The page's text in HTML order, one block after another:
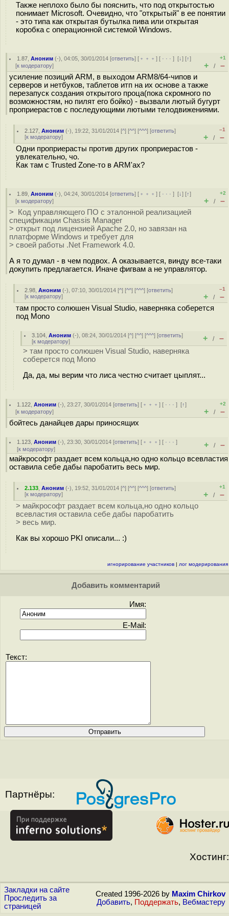
Также неплохо было бы пояснить, что под открытостью
понимает Microsoft. Очевидно, что "открытый" в ее понятии
- это типа как открытая бутылка пива или открытая
коробка с операционной системой Windows.
1.87 ,Аноним (-), 04:05, 30/01/2014 [ответить] [ ﹢﹢﹢] [ · · ·][↓] [↑]
[к модератору]
+1
+ / –
усиление позиций ARM, в выходом ARM8/64-чипов и
серверов и нетбуков, таблетов итп на их основе а также
перезапуск создания открытого проца(пока скромного по
возможностям, но пилят его бойко) - вызвали лютый бугурт
проприерастов с последующими лютыми телодвижениями.
2.127 ,Аноним (-), 19:22, 31/01/2014 [^] [^^] [^^^] [ответить]
[к модератору]
–1
+ / –
Одни проприерасты против других проприерастов -
увлекательно, чо.
Как там с Trusted Zone-то в ARM'ах?
1.89 ,Аноним (-), 04:24, 30/01/2014 [ответить] [ ﹢﹢﹢] [ · · ·][↓] [↑]
[к модератору]
+2
+ / –
> Код управляющего ПО с эталонной реализацией
спецификации Chassis Manager
> открыт под лицензией Apache 2.0, но завязан на
платформе Windows и требует для
> своей работы .Net Framework 4.0.
А я то думал - в чем подвох. А оказывается, винду все-таки
докупить предлагается. Иначе фигвам а не управлятор.
2.98 ,Аноним (-), 07:10, 30/01/2014 [^] [^^] [^^^] [ответить]
[к модератору]
–1
+ / –
там просто солюшен Visual Studio, наверняка соберется
под Mono
3.104 ,Аноним (-), 08:24, 30/01/2014 [^] [^^] [^^^] [ответить]
[к модератору] + / –
> там просто солюшен Visual Studio, наверняка
соберется под Mono
Да, да, мы верим что лиса честно считает цыплят...
1.122 ,Аноним (-), 23:27, 30/01/2014 [ответить] [ ﹢﹢﹢] [ · · ·][↑]
[к модератору]
+2
+ / –
бойтесь данайцев дары приносящих
1.123 ,Аноним (-), 23:30, 30/01/2014 [ответить] [ ﹢﹢﹢] [ · · ·]
[к модератору] + / –
майкрософт раздает всем кольца,но одно кольцо всевластия
оставила себе дабы паробатить весь мир.
2.133 ,Аноним (-), 19:52, 31/01/2014 [^] [^^] [^^^] [ответить]
[к модератору]
+1
+ / –
> майкрософт раздает всем кольца,но одно кольцо
всевластия оставила себе дабы паробатить
> весь мир.
Как вы хорошо PKI описали... :)
игнорирование участников | лог модерирования
Добавить комментарий
Имя:
E-Mail:
Текст:
Партнёры:
Хостинг:
Закладки на сайте
Проследить за
страницей
Created 1996-2026 by Maxim Chirkov
Добавить, Поддержать, Вебмастеру